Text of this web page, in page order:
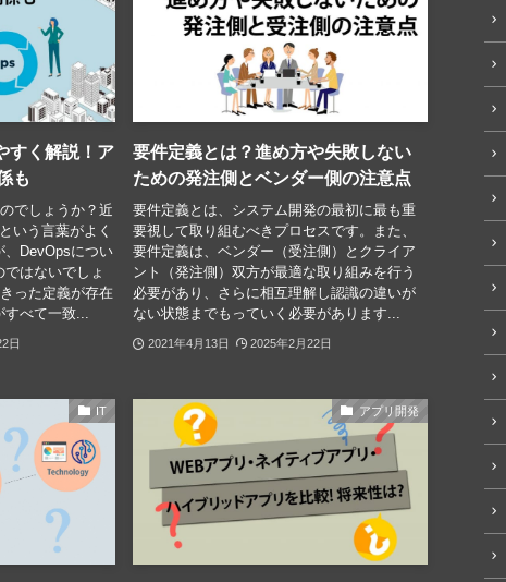
すく解説！ア
も
でしょうか？近
いう言葉がよく
、DevOpsについ
はないでしょ
った定義が存在
べて一致...
日
要件定義とは？進め方や失敗しない
ための発注側とベンダー側の注意点
要件定義とは、システム開発の最初に最も重
要視して取り組むべきプロセスです。また、
要件定義は、ベンダー（受注側）とクライア
ント（発注側）双方が最適な取り組みを行う
必要があり、さらに相互理解し認識の違いが
ない状態までもっていく必要があります...
2021年4月13日 2025年2月22日
IT アプリ開発